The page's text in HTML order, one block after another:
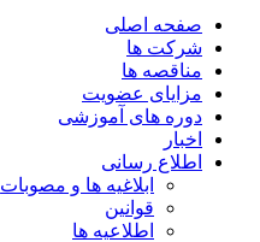
صفحه اصلی
شرکت ها
مناقصه ها
مزایای عضویت
دوره های آموزشی
اخبار
اطلاع رسانی
ابلاغیه ها و مصوبات
قوانین
اطلاعیه ها